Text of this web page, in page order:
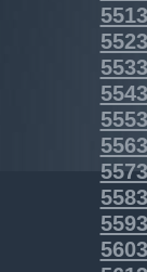
5513
5523
5533
5543
5553
5563
5573
5583
5593
5603